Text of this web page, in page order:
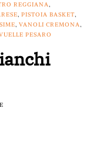
REGGIANA,
, PISTOIA BASKET,
, VANOLI CREMONA,
PESARO